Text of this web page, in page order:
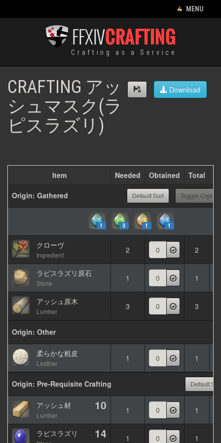
CRAFTING LIST
EQUIPMENT
CRAFTING
RECIPES
ENGLISH
DEUTSCH
MENU
Crafting as a Service
Download
CRAFTING アッ
シュマスク(ラ
ピスラズリ)
Item Needed Obtained Total
Toggle
Default Sort
Origin: Gathered
1 3 1 1
クローヴ
Ingredient
2 2
ラピスラズリ原石
Stone
1 1
アッシュ原木
Lumber
3 3
Origin: Other
柔らかな粗皮
Leather
1 1
Default
Origin: Pre-Requisite Crafting
10
アッシュ材
Lumber
1 1
14
ラピスラズリ 1 1